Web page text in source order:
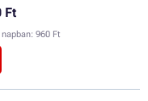
Ft
960 Ft